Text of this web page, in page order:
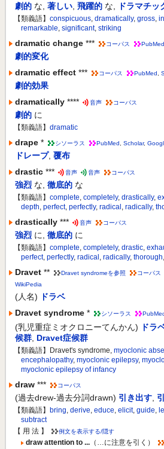
劇的 な 著しい 飛躍的 な ドラマチッ
【類義語】 conspicuous, dramatically, gross,
remarkable, significant, striking
dramatic change *** コーパス PubMed
劇的変化
dramatic effect *** コーパス PubMed
劇的効果
dramatically **** 音声 コーパス
劇的 に
【類義語】 dramatic
drape * シソーラス PubMed Scholar,
ドレープ, 覆布
drastic *** 音声 音声 コーパス
強烈 な 徹底的 な
【類義語】 complete, completely, drastically,
depth, perfect, perfectly, radical, radically,
drastically *** 音声 コーパス
強烈 に 徹底的 に
【類義語】 complete, completely, drastic,
perfect, perfectly, radical, radically, thorough,
Dravet ** Dravet syndromeを参照 コーパス
WikiPedia
(人名)
ドラベ
Dravet syndrome * シソーラス
(乳児重症ミオクロニーてんかん) ドラ
候群, Dravet症候群
【類義語】Dravet's syndrome, myoclonic
encephalopathy, myoclonic epilepsy,
myoclonic epilepsy of infancy
draw *** コーパス
(過去drew-過去分詞drawn) 引き出す,
【類義語】 bring, derive, educe, elicit, guide,
subtract
【 用 法 】
例文を表示する/隠す
draw attention to ... （…に注意を引く）